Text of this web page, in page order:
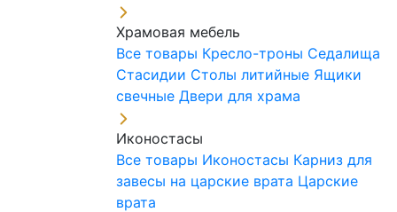
Храмовая мебель
Все товары Кресло-троны Седалища
Стасидии Столы литийные Ящики
свечные Двери для храма
Иконостасы
Все товары Иконостасы Карниз для
завесы на царские врата Царские
врата